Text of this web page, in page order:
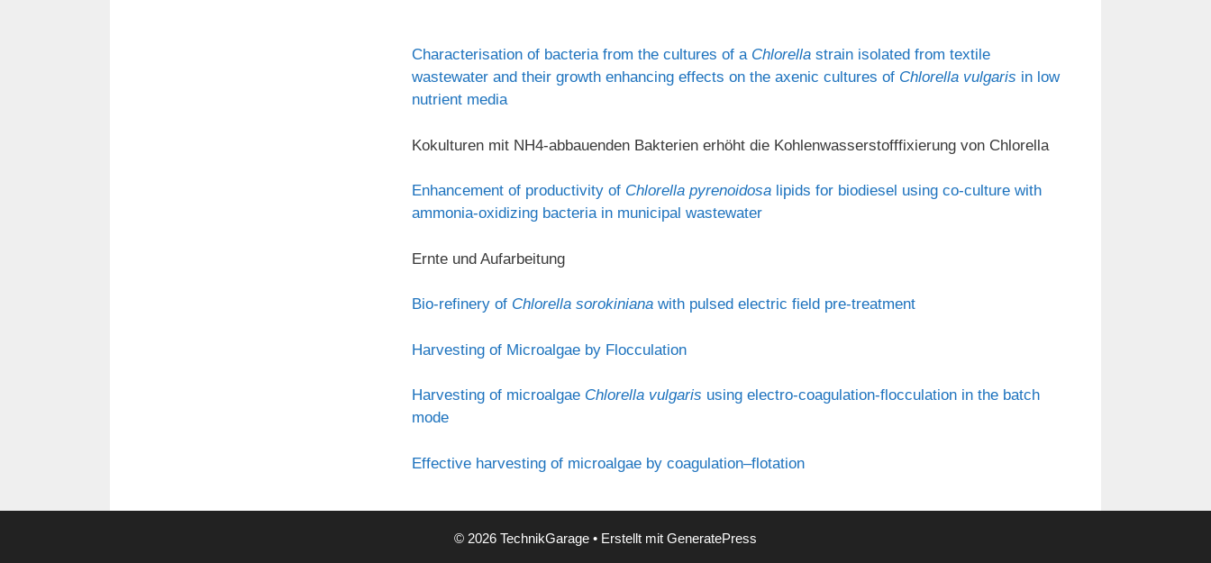
Characterisation of bacteria from the cultures of a Chlorella strain isolated from textile
wastewater and their growth enhancing effects on the axenic cultures of Chlorella vulgaris in low
nutrient media
Kokulturen mit NH4-abbauenden Bakterien erhöht die Kohlenwasserstofffixierung von Chlorella
Enhancement of productivity of Chlorella pyrenoidosa lipids for biodiesel using co-culture with
ammonia-oxidizing bacteria in municipal wastewater
Ernte und Aufarbeitung
Bio-refinery of Chlorella sorokiniana with pulsed electric field pre-treatment
Harvesting of Microalgae by Flocculation
Harvesting of microalgae Chlorella vulgaris using electro-coagulation-flocculation in the batch
mode
Effective harvesting of microalgae by coagulation–flotation
© 2026 TechnikGarage • Erstellt mit GeneratePress